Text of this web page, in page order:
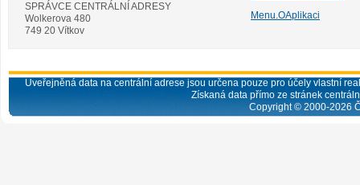
SPRÁVCE CENTRÁLNÍ ADRESY
Wolkerova 480
749 20 Vítkov
Menu.OAplikaci
Uveřejněná data na centrální adrese jsou určena pouze pro účely vlastní
Získaná data přímo ze stránek
Copyright © 2000-2026